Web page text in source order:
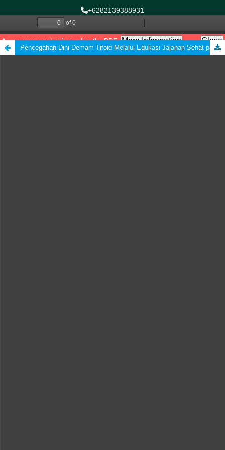
+6282139388931
asnihasaini@gmail.com
Follow Us:
Pencegahan Dini Demam Tifoid Melalui Edukasi Jajanan Sehat pada Anak Usia Sekolah